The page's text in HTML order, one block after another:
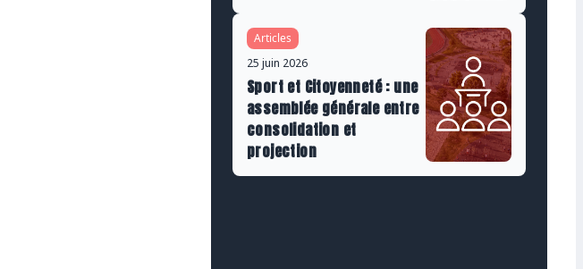
Articles
25 juin 2026
Sport et Citoyenneté : une
assemblée générale entre
consolidation et
projection